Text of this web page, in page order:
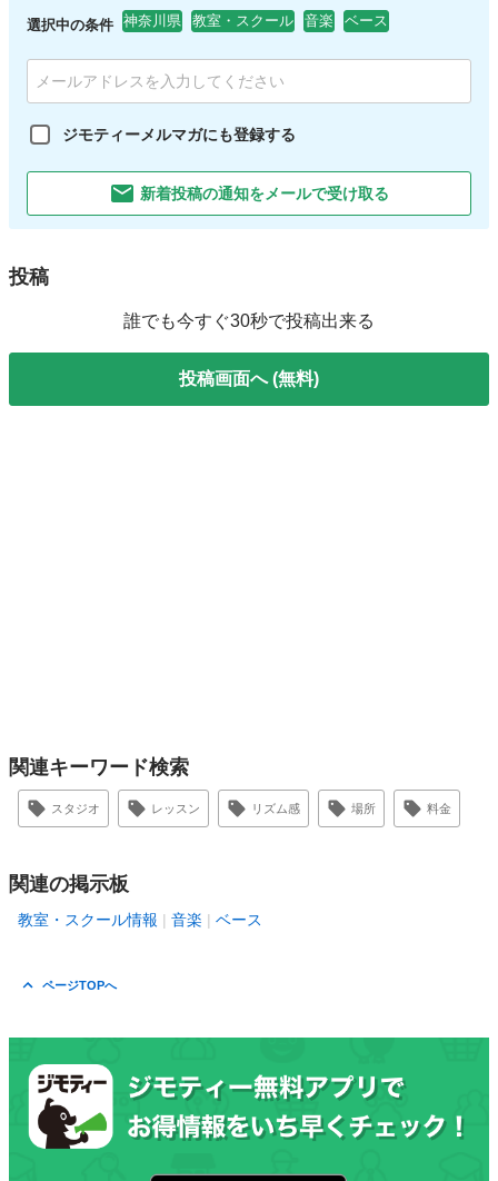
選択中の条件 神奈川県 教室・スクール 音楽 ベース
ジモティーメルマガにも登録する
新着投稿の通知をメールで受け取る
投稿
誰でも今すぐ30秒で投稿出来る
投稿画面へ (無料)
関連キーワード検索
スタジオ レッスン リズム感 場所 料金
関連の掲示板
教室・スクール情報 音楽 ベース
ページTOPへ